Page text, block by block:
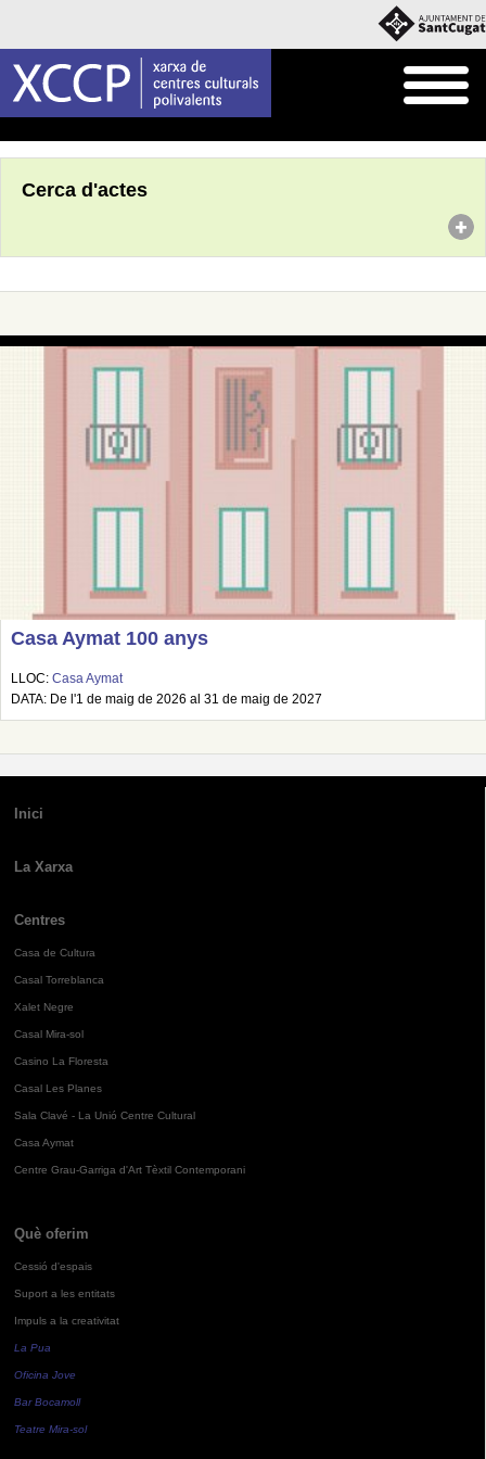
Cerca d'actes
Casa Aymat 100 anys
LLOC: Casa Aymat
DATA: De l'1 de maig de 2026 al 31 de maig de 2027
Inici
La Xarxa
Centres
Casa de Cultura
Casal Torreblanca
Xalet Negre
Casal Mira-sol
Casino La Floresta
Casal Les Planes
Sala Clavé - La Unió Centre Cultural
Casa Aymat
Centre Grau-Garriga d'Art Tèxtil Contemporani
Què oferim
Cessió d'espais
Suport a les entitats
Impuls a la creativitat
La Pua
Oficina Jove
Bar Bocamoll
Teatre Mira-sol